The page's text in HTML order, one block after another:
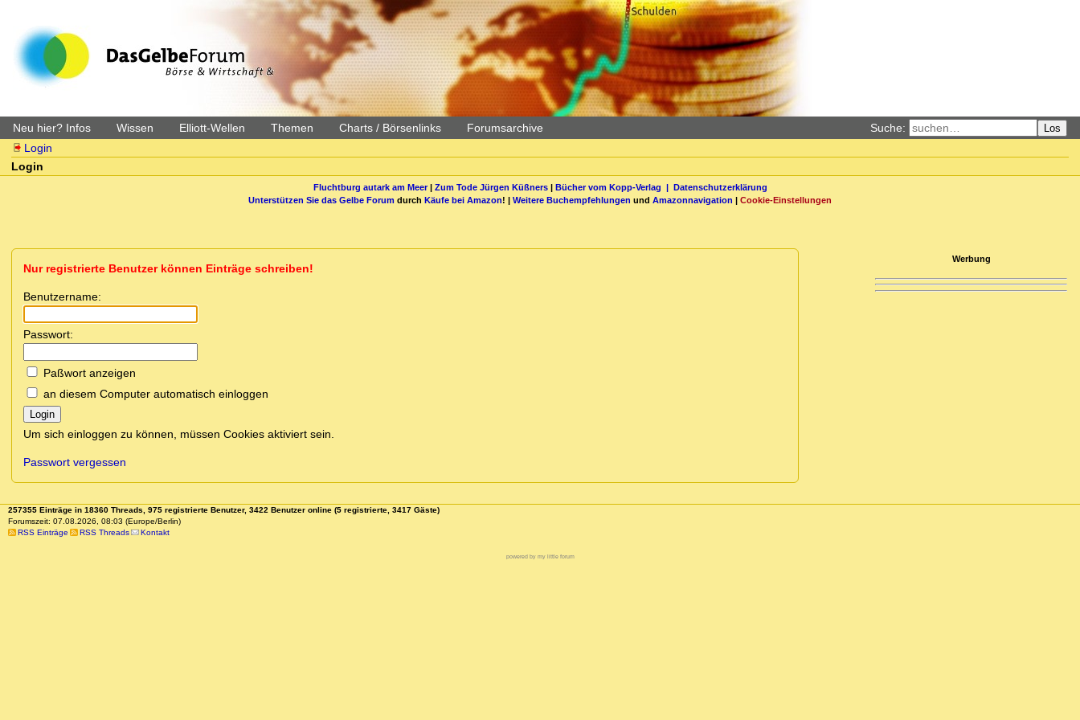
Neu hier? Infos Wissen Elliott-Wellen Themen Charts / Börsenlinks Forumsarchive Suche: Los
Login
Login
Fluchtburg autark am Meer| Zum Tode Jürgen Küßners| Bücher vom Kopp-Verlag | Datenschutzerklärung
Unterstützen Sie das Gelbe Forum durch Käufe bei Amazon! | Weitere Buchempfehlungen und Amazonnavigation | Cookie-Einstellungen
Nur registrierte Benutzer können Einträge schreiben!
Benutzername:
Passwort:
Paßwort anzeigen
an diesem Computer automatisch einloggen
Login
Um sich einloggen zu können, müssen Cookies aktiviert sein.
Passwort vergessen
Werbung
257355 Einträge in 18360 Threads, 975 registrierte Benutzer, 3422 Benutzer online (5 registrierte, 3417 Gäste)
Forumszeit: 07.08.2026, 08:03 (Europe/Berlin)
RSS Einträge
RSS Threads Kontakt
powered by my little forum